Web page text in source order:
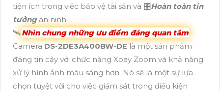
tiện ích trong việc bảo vệ tài sản và 🎛Hoàn toàn tin
tưởngan ninh.
🛰Nhìn chung những ưu điểm đáng quan tâm
Camera DS-2DE3A400BW-DE là một sản phẩm
đáng tin cậy với chức năng Xoay Zoom và khả năng
xử lý hình ảnh màu sáng hơn. Nó sẽ là một sự lựa
chọn tuyệt vời cho việc giám sát trong điều kiện